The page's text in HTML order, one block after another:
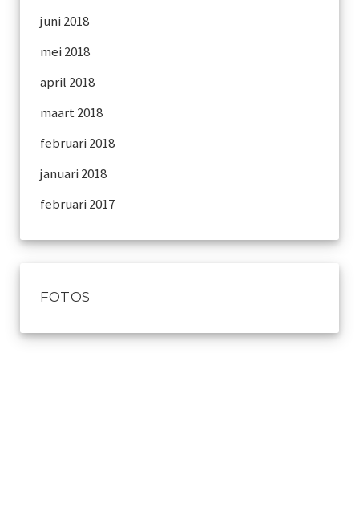
juni 2018
mei 2018
april 2018
maart 2018
februari 2018
januari 2018
februari 2017
FOTOS